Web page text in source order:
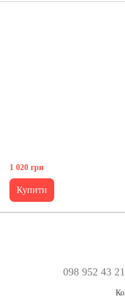
1 020 грн
Купити
098 952 43 21